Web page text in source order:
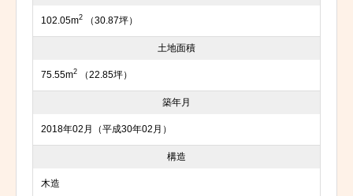
102.05m2 （30.87坪）
土地面積
75.55m2 （22.85坪）
築年月
2018年02月（平成30年02月）
構造
木造